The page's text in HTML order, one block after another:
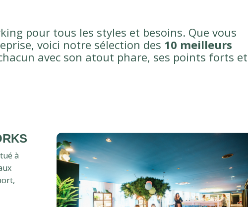
pour tous les styles et besoins. Que vous
voici notre sélection des 10 meilleurs
avec son atout phare, ses points forts et
à